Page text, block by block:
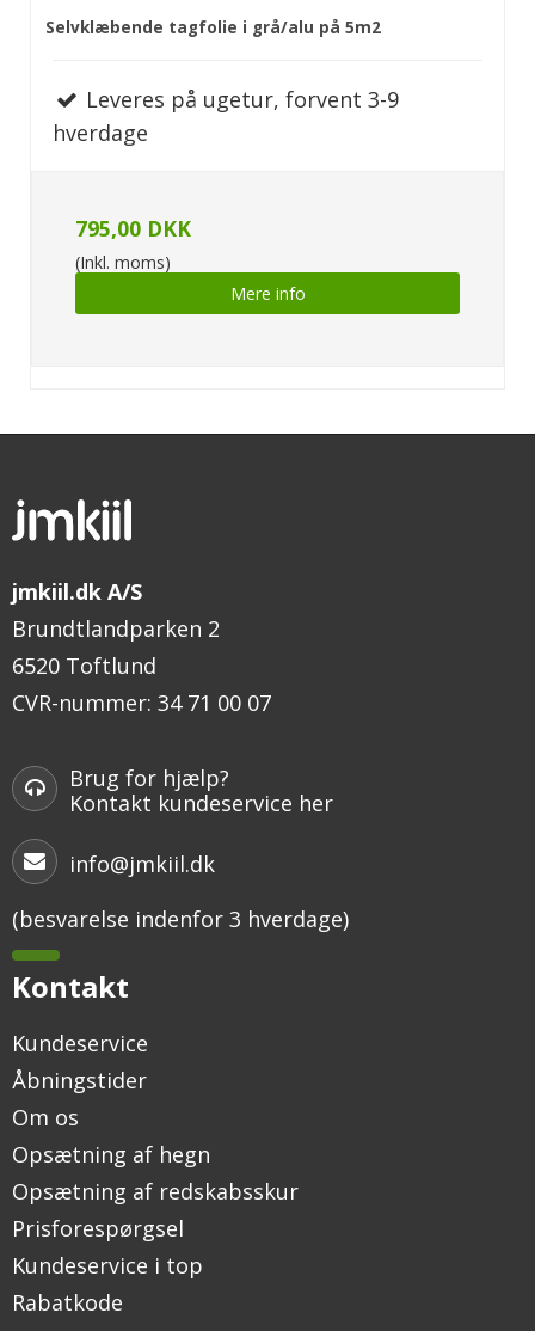
Selvklæbende tagfolie i grå/alu på 5m2
Leveres på ugetur, forvent 3-9
hverdage
795,00 DKK
(Inkl. moms)
Mere info
jmkiil.dk A/S
Brundtlandparken 2
6520 Toftlund
CVR-nummer: 34 71 00 07
Brug for hjælp?
Kontakt kundeservice her
info@jmkiil.dk
(besvarelse indenfor 3 hverdage)
Kontakt
Kundeservice
Åbningstider
Om os
Opsætning af hegn
Opsætning af redskabsskur
Prisforespørgsel
Kundeservice i top
Rabatkode